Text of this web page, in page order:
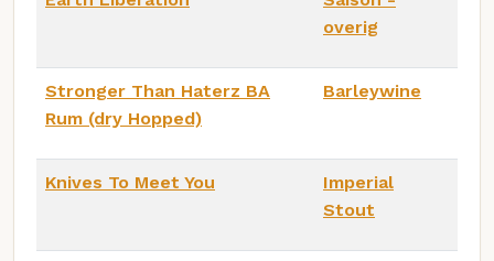
overig
Stronger Than Haterz BA
Rum (dry Hopped)
Barleywine
Knives To Meet You
Imperial
Stout